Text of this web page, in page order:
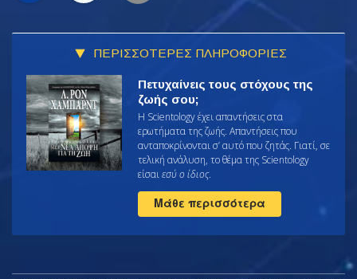
ΠΕΡΙΣΣΟΤΕΡΕΣ ΠΛΗΡΟΦΟΡΙΕΣ
Πετυχαίνεις τους στόχους της
ζωής σου;
Η Scientology έχει απαντήσεις στα
ερωτήματα της ζωής. Απαντήσεις που
ανταποκρίνονται σ’ αυτό που ζητάς. Γιατί, σε
τελική ανάλυση, το θέμα της Scientology
είσαιεσύ ο ίδιος.
Μάθε περισσότερα